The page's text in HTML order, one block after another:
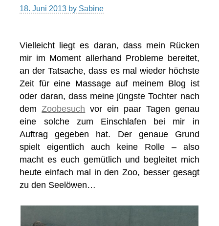
18. Juni 2013 by Sabine
Vielleicht liegt es daran, dass mein Rücken
mir im Moment allerhand Probleme bereitet,
an der Tatsache, dass es mal wieder höchste
Zeit für eine Massage auf meinem Blog ist
oder daran, dass meine jüngste Tochter nach
demZoobesuch vor ein paar Tagen genau
eine solche zum Einschlafen bei mir in
Auftrag gegeben hat. Der genaue Grund
spielt eigentlich auch keine Rolle – also
macht es euch gemütlich und begleitet mich
heute einfach mal in den Zoo, besser gesagt
zu den Seelöwen…